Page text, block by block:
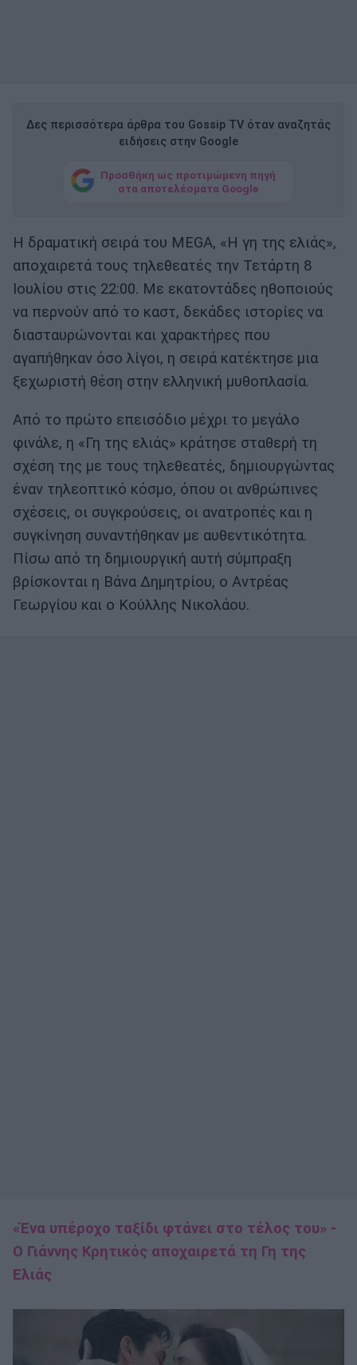
Δες περισσότερα άρθρα του Gossip TV όταν αναζητάς
ειδήσεις στην Google
Προσθήκη ως προτιμώμενη πηγή
στα αποτελέσματα Google
Η δραματική σειρά του MEGA, «Η γη της ελιάς»,
αποχαιρετά τους τηλεθεατές την Τετάρτη 8
Ιουλίου στις 22:00. Με εκατοντάδες ηθοποιούς
να περνούν από το καστ, δεκάδες ιστορίες να
διασταυρώνονται και χαρακτήρες που
αγαπήθηκαν όσο λίγοι, η σειρά κατέκτησε μια
ξεχωριστή θέση στην ελληνική μυθοπλασία.
Από το πρώτο επεισόδιο μέχρι το μεγάλο
φινάλε, η «Γη της ελιάς» κράτησε σταθερή τη
σχέση της με τους τηλεθεατές, δημιουργώντας
έναν τηλεοπτικό κόσμο, όπου οι ανθρώπινες
σχέσεις, οι συγκρούσεις, οι ανατροπές και η
συγκίνηση συναντήθηκαν με αυθεντικότητα.
Πίσω από τη δημιουργική αυτή σύμπραξη
βρίσκονται η Βάνα Δημητρίου, ο Αντρέας
Γεωργίου και ο Κούλλης Νικολάου.
«Ένα υπέροχο ταξίδι φτάνει στο τέλος του» -
Ο Γιάννης Κρητικός αποχαιρετά τη Γη της
Ελιάς